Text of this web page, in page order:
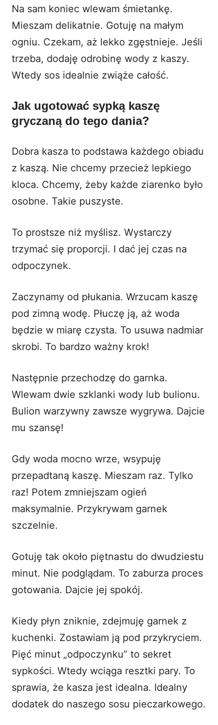
Na sam koniec wlewam śmietankę.
Mieszam delikatnie. Gotuję na małym
ogniu. Czekam, aż lekko zgęstnieje. Jeśli
trzeba, dodaję odrobinę wody z kaszy.
Wtedy sos idealnie zwiąże całość.
Jak ugotować sypką kaszę
gryczaną do tego dania?
Dobra kasza to podstawa każdego obiadu
z kaszą. Nie chcemy przecież lepkiego
kloca. Chcemy, żeby każde ziarenko było
osobne. Takie puszyste.
To prostsze niż myślisz. Wystarczy
trzymać się proporcji. I dać jej czas na
odpoczynek.
Zaczynamy od płukania. Wrzucam kaszę
pod zimną wodę. Płuczę ją, aż woda
będzie w miarę czysta. To usuwa nadmiar
skrobi. To bardzo ważny krok!
Następnie przechodzę do garnka.
Wlewam dwie szklanki wody lub bulionu.
Bulion warzywny zawsze wygrywa. Dajcie
mu szansę!
Gdy woda mocno wrze, wsypuję
przepadtaną kaszę. Mieszam raz. Tylko
raz! Potem zmniejszam ogień
maksymalnie. Przykrywam garnek
szczelnie.
Gotuję tak około piętnastu do dwudziestu
minut. Nie podglądam. To zaburza proces
gotowania. Dajcie jej spokój.
Kiedy płyn zniknie, zdejmuję garnek z
kuchenki. Zostawiam ją pod przykryciem.
Pięć minut „odpoczynku” to sekret
sypkości. Wtedy wciąga resztki pary. To
sprawia, że kasza jest idealna. Idealny
dodatek do naszego sosu pieczarkowego.